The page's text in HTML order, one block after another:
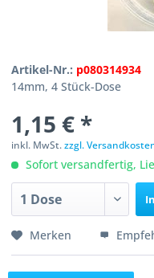
Artikel-Nr.: p080314934
14mm, 4 Stück-Dose
1,15 € *
inkl. MwSt.zzgl.
Sofort versandfertig,
Merken